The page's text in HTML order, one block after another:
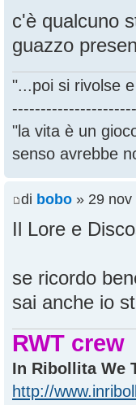
c'è qualcuno
guazzo
"...poi si rivolse
"la vita è un
senso avrebbe
di bobo » 29
Il Lore e
se ricordo
sai anche io
RWT crew
In Ribollita We
http://